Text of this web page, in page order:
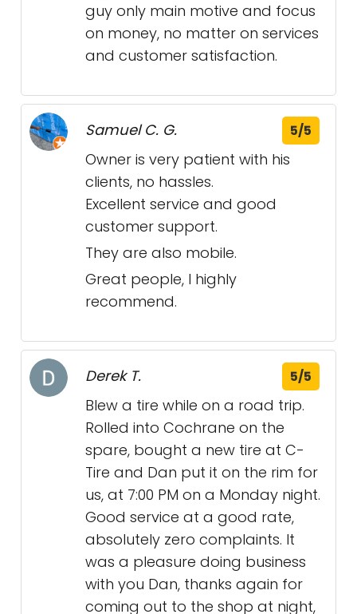
guy only main motive and focus
on money, no matter on services
and customer satisfaction.
Samuel C. G. 5/5
Owner is very patient with his
clients, no hassles.
Excellent service and good
customer support.
They are also mobile.
Great people, I highly
recommend.
Derek T. 5/5
Blew a tire while on a road trip.
Rolled into Cochrane on the
spare, bought a new tire at C-
Tire and Dan put it on the rim for
us, at 7:00 PM on a Monday night.
Good service at a good rate,
absolutely zero complaints. It
was a pleasure doing business
with you Dan, thanks again for
coming out to the shop at night,